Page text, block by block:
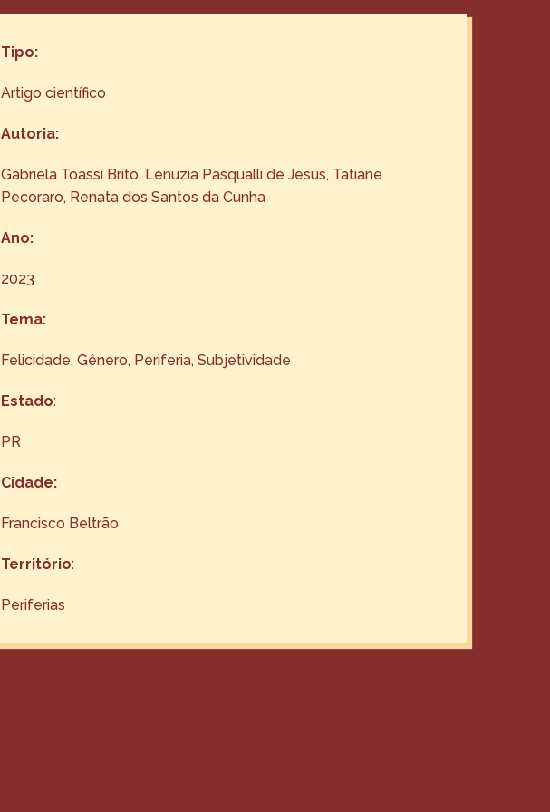
Tipo:
Artigo científico
Autoria:
Gabriela Toassi Brito, Lenuzia Pasqualli de Jesus, Tatiane
Pecoraro, Renata dos Santos da Cunha
Ano:
2023
Tema:
Felicidade, Gênero, Periferia, Subjetividade
Estado:
PR
Cidade:
Francisco Beltrão
Território:
Periferias